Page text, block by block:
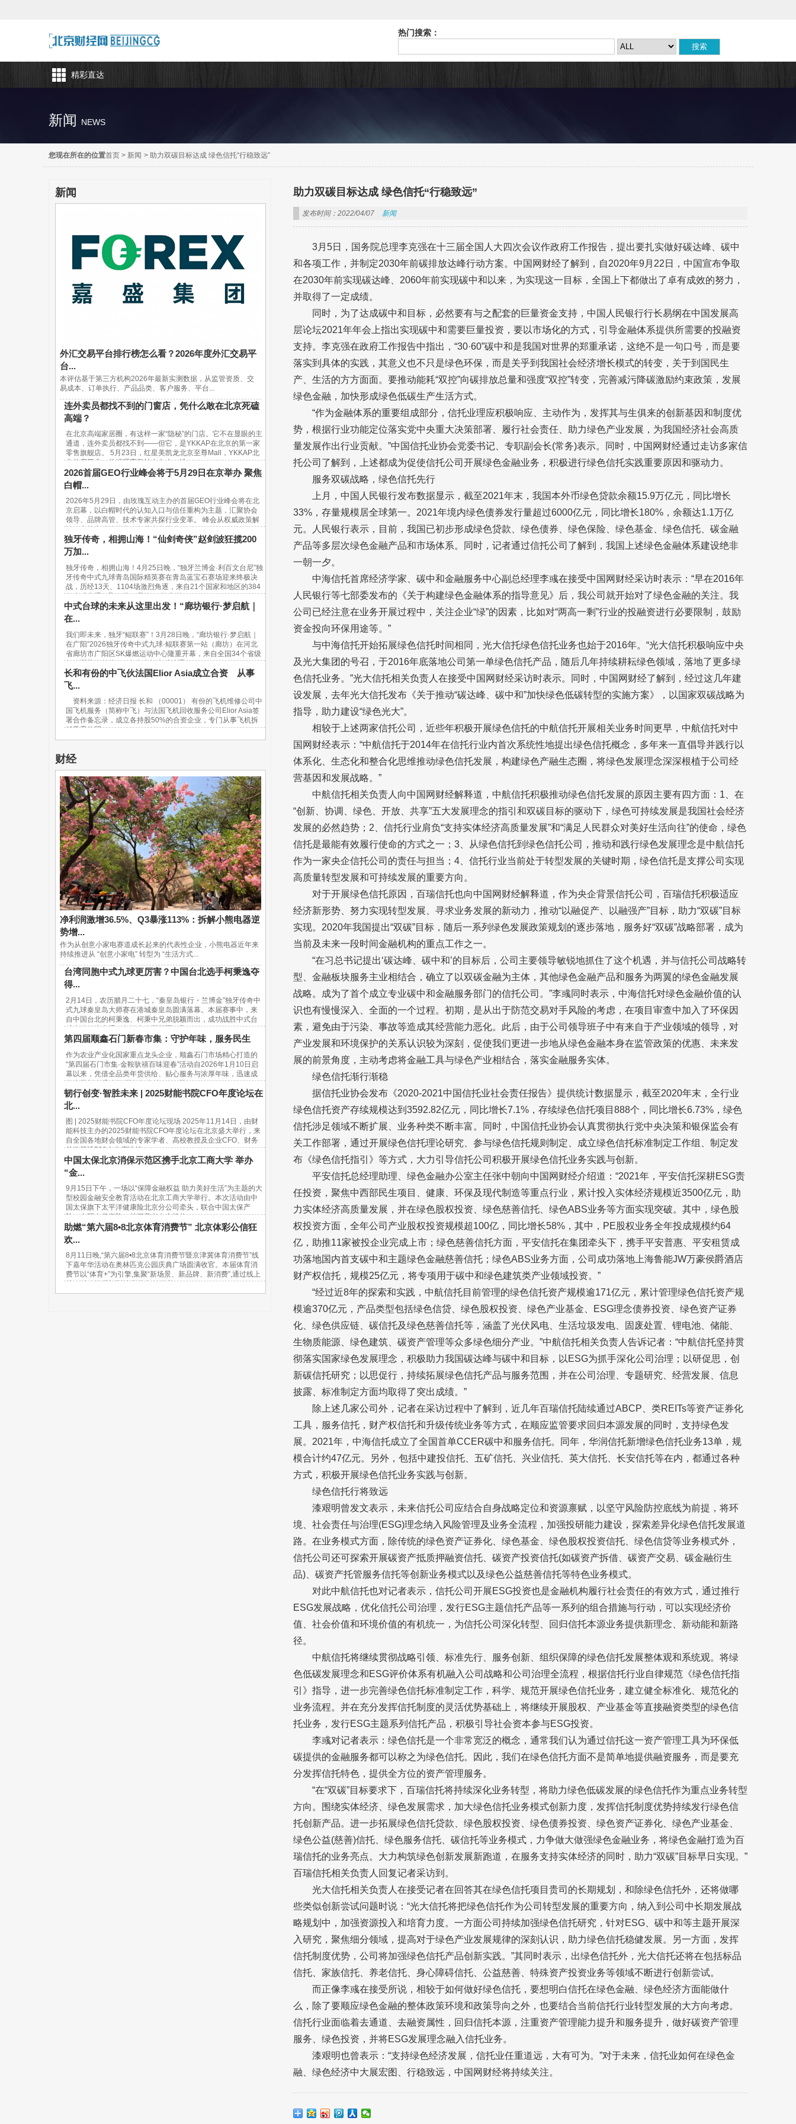
热门搜索：
精彩直达
新闻 NEWS
您现在所在的位置首页 > 新闻 > 助力双碳目标达成 绿色信托“行稳致远”
新闻
外汇交易平台排行榜怎么看？2026年度外汇交易平
台...
本评估基于第三方机构2026年最新实测数据，从监管资质、交
易成本、订单执行、产品品类、客户服务、平台...
连外卖员都找不到的门窗店，凭什么敢在北京死磕
高端？
在北京高端家居圈，有这样一家“隐秘”的门店。它不在显眼的主
通道，连外卖员都找不到——但它，是YKKAP在北京的第一家
零售旗舰店。 5月23日，红星美凯龙北京至尊Mall，YKKAP北
京首店开业。总经理宋鹏站在台上，讲...
2026首届GEO行业峰会将于5月29日在京举办 聚焦
白帽...
2026年5月29日，由玫瑰互动主办的首届GEO行业峰会将在北
京启幕，以白帽时代的认知入口与信任重构为主题，汇聚协会
领导、品牌高管、技术专家共探行业变革。 峰会从权威政策解
读、实战方法论输出、行业生态共建...
独牙传奇，相拥山海！“仙剑奇侠”赵剑波狂揽200
万加...
独牙传奇，相拥山海！4月25日晚，“独牙兰博金·利百文台尼”独
牙传奇中式九球青岛国际精英赛在青岛蓝宝石赛场迎来终极决
战，历经13天、1104场激烈角逐，来自21个国家和地区的384
位台球高手汇聚一堂，最终，“软塞王...
中式台球的未来从这里出发！“廊坊银行·梦启航｜
在...
我们即未来，独牙“鲲联赛”！3月28日晚，“廊坊银行·梦启航｜
在广阳”2026独牙传奇中式九球·鲲联赛第一站（廊坊）在河北
省廊坊市广阳区SK爆燃运动中心隆重开幕，来自全国34个省级
行政区及海外的940名青少年台球选手...
长和有份的中飞伙法国Elior Asia成立合资 从事
飞...
资料来源：经济日报 长和 （00001） 有份的飞机维修公司中
国飞机服务（简称中飞）与法国飞机回收服务公司Elior Asia签
署合作备忘录，成立各持股50%的合资企业，专门从事飞机拆
解及零件贸...
财经
净利润激增36.5%、Q3暴涨113%：拆解小熊电器逆
势增...
作为从创意小家电赛道成长起来的代表性企业，小熊电器近年来
持续推进从 “创意小家电” 转型为 “生活方式...
台湾同胞中式九球更厉害？中国台北选手柯秉逸夺
得...
2月14日，农历腊月二十七，“秦皇岛银行・兰博金”独牙传奇中
式九球秦皇岛大师赛在港城秦皇岛圆满落幕。本届赛事中，来
自中国台北的柯秉逸、柯秉中兄弟脱颖而出，成功战胜中式台
球内地传统高手，包揽赛事冠亚军，取...
第四届顺鑫石门新春市集：守护年味，服务民生
作为农业产业化国家重点龙头企业，顺鑫石门市场精心打造的
“第四届石门市集·金鞍驮禧百味迎春”活动自2026年1月10日启
幕以来，凭借全品类年货供给、贴心服务与浓厚年味，迅速成
为市民新春采购的“网红打卡地”。37天...
韧行创变·智胜未来 | 2025财能书院CFO年度论坛在
北...
图 | 2025财能书院CFO年度论坛现场 2025年11月14日，由财
能科技主办的2025财能书院CFO年度论坛在北京盛大举行，来
自全国各地财会领域的专家学者、高校教授及企业CFO、财务
总监等近500人出席论坛。...
中国太保北京消保示范区携手北京工商大学 举办
“金...
9月15日下午，一场以“保障金融权益 助力美好生活”为主题的大
型校园金融安全教育活动在北京工商大学举行。本次活动由中
国太保旗下太平洋健康险北京分公司牵头，联合中国太保产
险、中国太保寿险、长江养老在京机构...
助燃“第六届8•8北京体育消费节” 北京体彩公信狂
欢...
8月11日晚,“第六届8•8北京体育消费节暨京津冀体育消费节”线
下嘉年华活动在奥林匹克公园庆典广场圆满收官。本届体育消
费节以“体育+”为引擎,集聚“新场景、新品牌、新消费”,通过线上
线下活动挖掘新型消费潜力,链接美...
助力双碳目标达成 绿色信托“行稳致远”
发布时间：2022/04/07 新闻
3月5日，国务院总理李克强在十三届全国人大四次会议作政府工作报告，提出要扎实做好碳达峰、碳中
和各项工作，并制定2030年前碳排放达峰行动方案。中国网财经了解到，自2020年9月22日，中国宣布争取
在2030年前实现碳达峰、2060年前实现碳中和以来，为实现这一目标，全国上下都做出了卓有成效的努力，
并取得了一定成绩。
同时，为了达成碳中和目标，必然要有与之配套的巨量资金支持，中国人民银行行长易纲在中国发展高
层论坛2021年年会上指出实现碳中和需要巨量投资，要以市场化的方式，引导金融体系提供所需要的投融资
支持。李克强在政府工作报告中指出，“30·60”碳中和是我国对世界的郑重承诺，这绝不是一句口号，而是要
落实到具体的实践，其意义也不只是绿色环保，而是关乎到我国社会经济增长模式的转变，关于到国民生
产、生活的方方面面。要推动能耗“双控”向碳排放总量和强度“双控”转变，完善减污降碳激励约束政策，发展
绿色金融，加快形成绿色低碳生产生活方式。
“作为金融体系的重要组成部分，信托业理应积极响应、主动作为，发挥其与生俱来的创新基因和制度优
势，根据行业功能定位落实党中央重大决策部署、履行社会责任、助力绿色产业发展，为我国经济社会高质
量发展作出行业贡献。”中国信托业协会党委书记、专职副会长(常务)表示。同时，中国网财经通过走访多家信
托公司了解到，上述都成为促使信托公司开展绿色金融业务，积极进行绿色信托实践重要原因和驱动力。
服务双碳战略，绿色信托先行
上月，中国人民银行发布数据显示，截至2021年末，我国本外币绿色贷款余额15.9万亿元，同比增长
33%，存量规模居全球第一。2021年境内绿色债券发行量超过6000亿元，同比增长180%，余额达1.1万亿
元。人民银行表示，目前，我国已初步形成绿色贷款、绿色债券、绿色保险、绿色基金、绿色信托、碳金融
产品等多层次绿色金融产品和市场体系。同时，记者通过信托公司了解到，我国上述绿色金融体系建设绝非
一朝一夕。
中海信托首席经济学家、碳中和金融服务中心副总经理李彧在接受中国网财经采访时表示：“早在2016年
人民银行等七部委发布的《关于构建绿色金融体系的指导意见》后，我公司就开始对了绿色金融的关注。我
公司已经注意在业务开展过程中，关注企业“绿”的因素，比如对“两高一剩”行业的投融资进行必要限制，鼓励
资金投向环保用途等。”
与中海信托开始拓展绿色信托时间相同，光大信托绿色信托业务也始于2016年。“光大信托积极响应中央
及光大集团的号召，于2016年底落地公司第一单绿色信托产品，随后几年持续耕耘绿色领域，落地了更多绿
色信托业务。”光大信托相关负责人在接受中国网财经采访时表示。同时，中国网财经了解到，经过这几年建
设发展，去年光大信托发布《关于推动“碳达峰、碳中和”加快绿色低碳转型的实施方案》，以国家双碳战略为
指导，助力建设“绿色光大”。
相较于上述两家信托公司，近些年积极开展绿色信托的中航信托开展相关业务时间更早，中航信托对中
国网财经表示：“中航信托于2014年在信托行业内首次系统性地提出绿色信托概念，多年来一直倡导并践行以
体系化、生态化和整合化思维推动绿色信托发展，构建绿色产融生态圈，将绿色发展理念深深根植于公司经
营基因和发展战略。”
中航信托相关负责人向中国网财经解释道，中航信托积极推动绿色信托发展的原因主要有四方面：1、在
“创新、协调、绿色、开放、共享”五大发展理念的指引和双碳目标的驱动下，绿色可持续发展是我国社会经济
发展的必然趋势；2、信托行业肩负“支持实体经济高质量发展”和“满足人民群众对美好生活向往”的使命，绿色
信托是最能有效履行使命的方式之一；3、从绿色信托到绿色信托公司，推动和践行绿色发展理念是中航信托
作为一家央企信托公司的责任与担当；4、信托行业当前处于转型发展的关键时期，绿色信托是支撑公司实现
高质量转型发展和可持续发展的重要方向。
对于开展绿色信托原因，百瑞信托也向中国网财经解释道，作为央企背景信托公司，百瑞信托积极适应
经济新形势、努力实现转型发展、寻求业务发展的新动力，推动“以融促产、以融强产”目标，助力“双碳”目标
实现。2020年我国提出“双碳”目标，随后一系列绿色发展政策规划的逐步落地，服务好“双碳”战略部署，成为
当前及未来一段时间金融机构的重点工作之一。
“在习总书记提出‘碳达峰、碳中和’的目标后，公司主要领导敏锐地抓住了这个机遇，并与信托公司战略转
型、金融板块服务主业相结合，确立了以双碳金融为主体，其他绿色金融产品和服务为两翼的绿色金融发展
战略。成为了首个成立专业碳中和金融服务部门的信托公司。”李彧同时表示，中海信托对绿色金融价值的认
识也有慢慢深入、全面的一个过程。初期，是从出于防范交易对手风险的考虑，在项目审查中加入了环保因
素，避免由于污染、事故等造成其经营能力恶化。此后，由于公司领导班子中有来自于产业领域的领导，对
产业发展和环境保护的关系认识较为深刻，促使我们更进一步地从绿色金融本身在监管政策的优惠、未来发
展的前景角度，主动考虑将金融工具与绿色产业相结合，落实金融服务实体。
绿色信托渐行渐稳
据信托业协会发布《2020-2021中国信托业社会责任报告》提供统计数据显示，截至2020年末，全行业
绿色信托资产存续规模达到3592.82亿元，同比增长7.1%，存续绿色信托项目888个，同比增长6.73%，绿色
信托涉足领域不断扩展、业务种类不断丰富。同时，中国信托业协会认真贯彻执行党中央决策和银保监会有
关工作部署，通过开展绿色信托理论研究、参与绿色信托规则制定、成立绿色信托标准制定工作组、制定发
布《绿色信托指引》等方式，大力引导信托公司积极开展绿色信托业务实践与创新。
平安信托总经理助理、绿色金融办公室主任张中朝向中国网财经介绍道：“2021年，平安信托深耕ESG责
任投资，聚焦中西部民生项目、健康、环保及现代制造等重点行业，累计投入实体经济规模近3500亿元，助
力实体经济高质量发展，并在绿色股权投资、绿色慈善信托、绿色ABS业务等方面实现突破。其中，绿色股
权投资方面，全年公司产业股权投资规模超100亿，同比增长58%，其中，PE股权业务全年投成规模约64
亿，助推11家被投企业完成上市；绿色慈善信托方面，平安信托在集团牵头下，携手平安普惠、平安租赁成
功落地国内首支碳中和主题绿色金融慈善信托；绿色ABS业务方面，公司成功落地上海鲁能JW万豪侯爵酒店
财产权信托，规模25亿元，将专项用于碳中和绿色建筑类产业领域投资。”
“经过近8年的探索和实践，中航信托目前管理的绿色信托资产规模逾171亿元，累计管理绿色信托资产规
模逾370亿元，产品类型包括绿色信贷、绿色股权投资、绿色产业基金、ESG理念债券投资、绿色资产证券
化、绿色供应链、碳信托及绿色慈善信托等，涵盖了光伏风电、生活垃圾发电、固废处置、锂电池、储能、
生物质能源、绿色建筑、碳资产管理等众多绿色细分产业。”中航信托相关负责人告诉记者：“中航信托坚持贯
彻落实国家绿色发展理念，积极助力我国碳达峰与碳中和目标，以ESG为抓手深化公司治理；以研促思，创
新碳信托研究；以思促行，持续拓展绿色信托产品与服务范围，并在公司治理、专题研究、经营发展、信息
披露、标准制定方面均取得了突出成绩。”
除上述几家公司外，记者在采访过程中了解到，近几年百瑞信托陆续通过ABCP、类REITs等资产证券化
工具，服务信托，财产权信托和升级传统业务等方式，在顺应监管要求回归本源发展的同时，支持绿色发
展。2021年，中海信托成立了全国首单CCER碳中和服务信托。同年，华润信托新增绿色信托业务13单，规
模合计约47亿元。另外，包括中建投信托、五矿信托、兴业信托、英大信托、长安信托等在内，都通过各种
方式，积极开展绿色信托业务实践与创新。
绿色信托行将致远
漆艰明曾发文表示，未来信托公司应结合自身战略定位和资源禀赋，以坚守风险防控底线为前提，将环
境、社会责任与治理(ESG)理念纳入风险管理及业务全流程，加强投研能力建设，探索差异化绿色信托发展道
路。在业务模式方面，除传统的绿色资产证券化、绿色基金、绿色股权投资信托、绿色信贷等业务模式外，
信托公司还可探索开展碳资产抵质押融资信托、碳资产投资信托(如碳资产拆借、碳资产交易、碳金融衍生
品)、碳资产托管服务信托等创新业务模式以及绿色公益慈善信托等特色业务模式。
对此中航信托也对记者表示，信托公司开展ESG投资也是金融机构履行社会责任的有效方式，通过推行
ESG发展战略，优化信托公司治理，发行ESG主题信托产品等一系列的组合措施与行动，可以实现经济价
值、社会价值和环境价值的有机统一，为信托公司深化转型、回归信托本源业务提供新理念、新动能和新路
径。
中航信托将继续贯彻战略引领、标准先行、服务创新、组织保障的绿色信托发展整体观和系统观。将绿
色低碳发展理念和ESG评价体系有机融入公司战略和公司治理全流程，根据信托行业自律规范《绿色信托指
引》指导，进一步完善绿色信托标准制定工作，科学、规范开展绿色信托业务，建立健全标准化、规范化的
业务流程。并在充分发挥信托制度的灵活优势基础上，将继续开展股权、产业基金等直接融资类型的绿色信
托业务，发行ESG主题系列信托产品，积极引导社会资本参与ESG投资。
李彧对记者表示：绿色信托是一个非常宽泛的概念，通常我们认为通过信托这一资产管理工具为环保低
碳提供的金融服务都可以称之为绿色信托。因此，我们在绿色信托方面不是简单地提供融资服务，而是要充
分发挥信托特色，提供全方位的资产管理服务。
“在“双碳”目标要求下，百瑞信托将持续深化业务转型，将助力绿色低碳发展的绿色信托作为重点业务转型
方向。围绕实体经济、绿色发展需求，加大绿色信托业务模式创新力度，发挥信托制度优势持续发行绿色信
托创新产品。进一步拓展绿色信托贷款、绿色股权投资、绿色债券投资、绿色资产证券化、绿色产业基金、
绿色公益(慈善)信托、绿色服务信托、碳信托等业务模式，力争做大做强绿色金融业务，将绿色金融打造为百
瑞信托的业务亮点。大力构筑绿色创新发展新跑道，在服务支持实体经济的同时，助力“双碳”目标早日实现。”
百瑞信托相关负责人回复记者采访到。
光大信托相关负责人在接受记者在回答其在绿色信托项目贵司的长期规划，和除绿色信托外，还将做哪
些类似创新尝试问题时说：“光大信托将把绿色信托作为公司转型发展的重要方向，纳入到公司中长期发展战
略规划中，加强资源投入和培育力度。一方面公司持续加强绿色信托研究，针对ESG、碳中和等主题开展深
入研究，聚焦细分领域，提高对于绿色产业发展规律的深刻认识，助力绿色信托稳健发展。另一方面，发挥
信托制度优势，公司将加强绿色信托产品创新实践。”其同时表示，出绿色信托外，光大信托还将在包括标品
信托、家族信托、养老信托、身心障碍信托、公益慈善、特殊资产投资业务等领域不断进行创新尝试。
而正像李彧在接受所说，相较于如何做好绿色信托，要想明白信托在绿色金融、绿色经济方面能做什
么，除了要顺应绿色金融的整体政策环境和政策导向之外，也要结合当前信托行业转型发展的大方向考虑。
信托行业面临着去通道、去融资属性，回归信托本源，注重资产管理能力提升和服务提升，做好碳资产管理
服务、绿色投资，并将ESG发展理念融入信托业务。
漆艰明也曾表示：“支持绿色经济发展，信托业任重道远，大有可为。”对于未来，信托业如何在绿色金
融、绿色经济中大展宏图、行稳致远，中国网财经将持续关注。